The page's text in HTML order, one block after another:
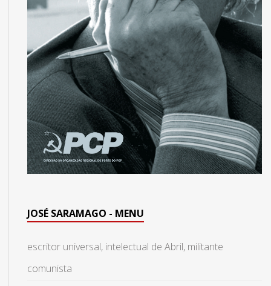
JOSÉ SARAMAGO - MENU
escritor universal, intelectual de Abril, militante
comunista